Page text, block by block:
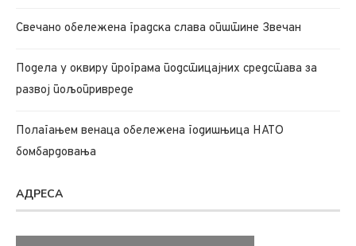
Свечано обележена градска слава општине Звечан
Подела у оквиру програма подстицајних средстава за
развој пољопривреде
Полагањем венаца обележена годишњица НАТО
бомбардовања
АДРЕСА